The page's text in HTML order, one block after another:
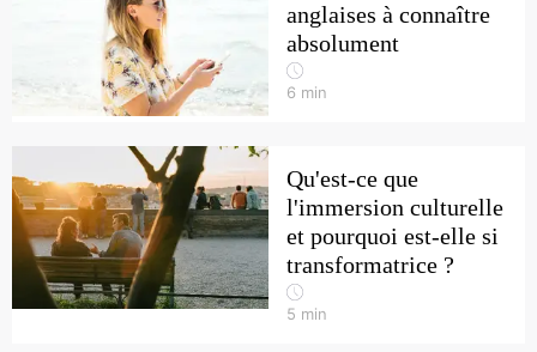
anglaises à connaître
absolument
6 min
Qu'est-ce que
l'immersion culturelle
et pourquoi est-elle si
transformatrice ?
5 min